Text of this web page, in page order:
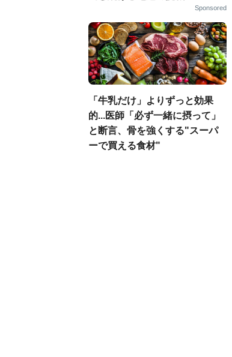
Sponsored
「牛乳だけ」よりずっと効果
的...医師「必ず一緒に摂って」
と断言、骨を強くする"スーパ
ーで買える食材"